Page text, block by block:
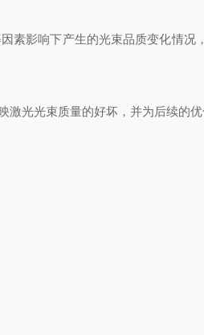
影响下产生的光束品质变化情况
光光束质量的好坏，并为后续的优